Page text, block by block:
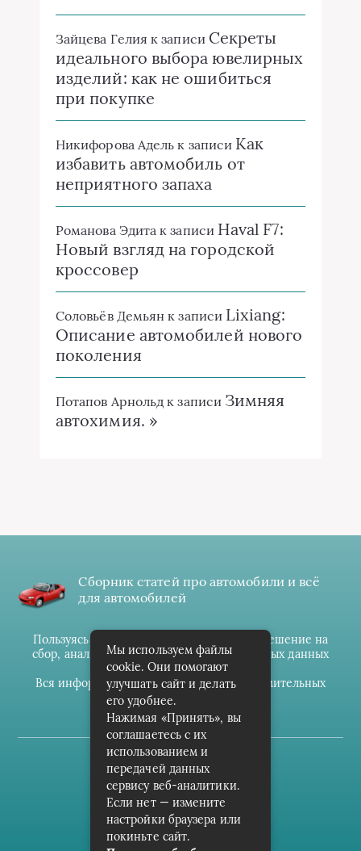
Зайцева Гелия к записи Секреты
идеального выбора ювелирных
изделий: как не ошибиться
при покупке
Никифорова Адель к записи Как
избавить автомобиль от
неприятного запаха
Романова Эдита к записи Haval F7:
Новый взгляд на городской
кроссовер
Соловьёв Демьян к записи Lixiang:
Описание автомобилей нового
поколения
Потапов Арнольд к записи Зимняя
автохимия. »
Сборник статей про автомобили и всё
для автомобилей
Пользуясь данным ресурсом вы даёте разрешение на
сбор, анализ и хранение своих персональных данных
согласноПравилам
Вся информация предоставлена в ознакомительных
целях.
(c) cpark-avto.ru
Карта сайта
О проекте
Архив
Мы используем файлы
cookie. Они помогают
улучшать сайт и делать
его удобнее.
Нажимая «Принять», вы
соглашаетесь с их
использованием и
передачей данных
сервису веб-аналитики.
Если нет — измените
настройки браузера или
покиньте сайт.